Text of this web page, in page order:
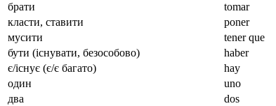
брати
tomar
класти, ставити
poner
мусити
tener que
бути (існувати, безособово)
haber
є/існує (є/є багато)
hay
один
uno
два
dos